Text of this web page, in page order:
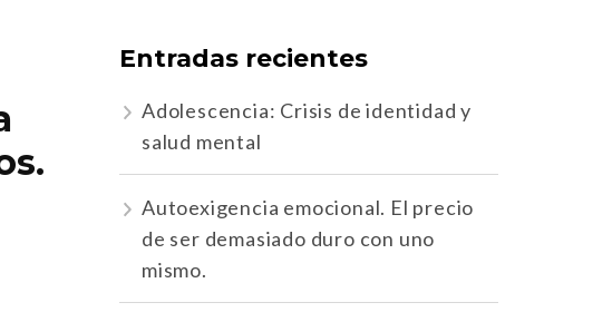
Entradas recientes
Adolescencia: Crisis de identidad y
salud mental
Autoexigencia emocional. El precio
de ser demasiado duro con uno
mismo.